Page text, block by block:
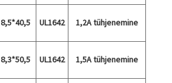
8,5*40,5 UL1642 1,2A tühjenemine
8,3*50,5 UL1642 1,5A tühjenemine